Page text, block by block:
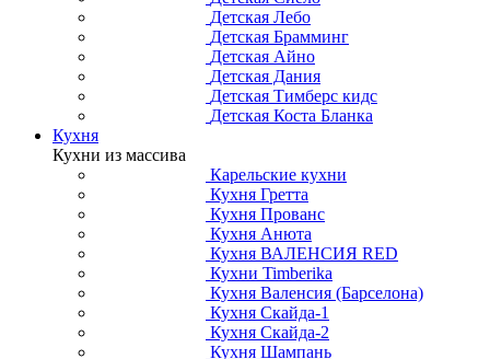
Детская Лебо
Детская Брамминг
Детская Айно
Детская Дания
Детская Тимберс кидс
Детская Коста Бланка
Кухня
Кухни из массива
Карельские кухни
Кухня Гретта
Кухня Прованс
Кухня Анюта
Кухня ВАЛЕНСИЯ RED
Кухни Timberika
Кухня Валенсия (Барселона)
Кухня Скайда-1
Кухня Скайда-2
Кухня Шампань